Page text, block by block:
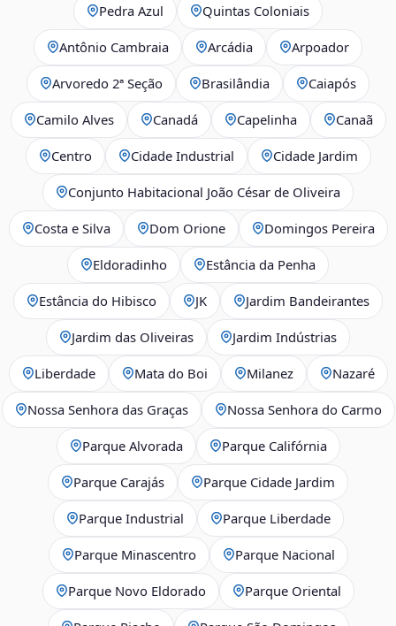
Pedra Azul Quintas Coloniais
Antônio Cambraia Arcádia Arpoador
Arvoredo 2ª Seção Brasilândia Caiapós
Camilo Alves Canadá Capelinha Canaã
Centro Cidade Industrial Cidade Jardim
Conjunto Habitacional João César de Oliveira
Costa e Silva Dom Orione Domingos Pereira
Eldoradinho Estância da Penha
Estância do Hibisco JK Jardim Bandeirantes
Jardim das Oliveiras Jardim Indústrias
Liberdade Mata do Boi Milanez Nazaré
Nossa Senhora das Graças Nossa Senhora do Carmo
Parque Alvorada Parque Califórnia
Parque Carajás Parque Cidade Jardim
Parque Industrial Parque Liberdade
Parque Minascentro Parque Nacional
Parque Novo Eldorado Parque Oriental